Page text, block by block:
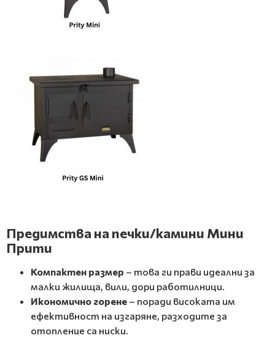
Предимства на печки/камини Мини
Прити
Компактен размер – това ги прави идеални за
малки жилища, вили, дори работилници.
Икономично горене – поради високата им
ефективност на изгаряне, разходите за
отопление са ниски.